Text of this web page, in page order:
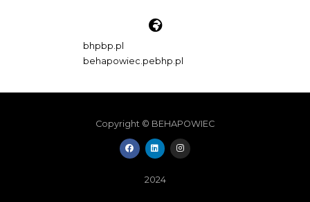
bhpbp.pl
behapowiec.pebhp.pl
Copyright © BEHAPOWIEC
F
a
c
L
i
n
e
d
I
n
s
2024